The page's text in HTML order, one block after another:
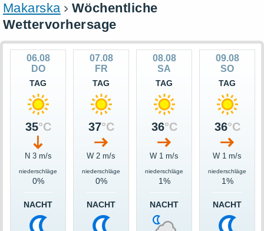
Makarska
Wöchentliche
Wettervorhersage
06.08
DO
TAG
35°C
N 3 m/s
niederschläge
0%
NACHT
07.08
FR
TAG
37°C
W 2 m/s
niederschläge
0%
NACHT
08.08
SA
TAG
36°C
W 1 m/s
niederschläge
1%
NACHT
09.08
SO
TAG
36°C
W 1 m/s
niederschläge
1%
NACHT